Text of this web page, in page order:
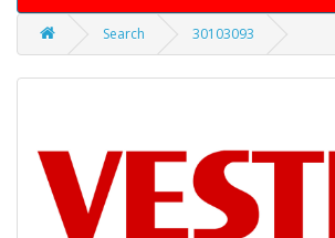
Search 30103093